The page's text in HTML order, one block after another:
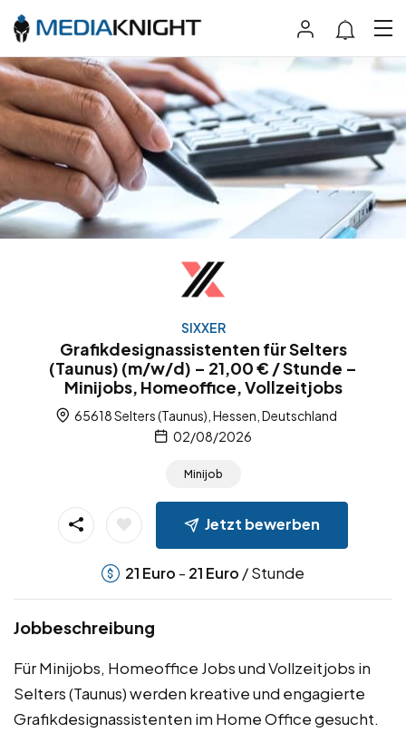
SIXXER
Grafikdesignassistenten für Selters
(Taunus) (m/w/d) – 21,00 € / Stunde –
Minijobs, Homeoffice, Vollzeitjobs
65618 Selters (Taunus), Hessen, Deutschland
02/08/2026
Minijob
Jetzt bewerben
21 Euro - 21 Euro / Stunde
Jobbeschreibung
Für Minijobs, Homeoffice Jobs und Vollzeitjobs in
Selters (Taunus) werden kreative und engagierte
Grafikdesignassistenten im Home Office gesucht.